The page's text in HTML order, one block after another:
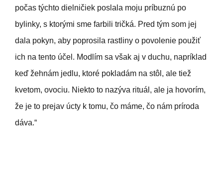
počas týchto dielničiek poslala moju príbuznú po
bylinky, s ktorými sme farbili tričká. Pred tým som jej
dala pokyn, aby poprosila rastliny o povolenie použiť
ich na tento účel. Modlím sa však aj v duchu, napríklad
keď žehnám jedlu, ktoré pokladám na stôl, ale tiež
kvetom, ovociu. Niekto to nazýva rituál, ale ja hovorím,
že je to prejav úcty k tomu, čo máme, čo nám príroda
dáva.“